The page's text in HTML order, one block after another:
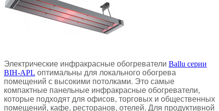
Электрические инфракрасные обогреватели Ballu серии
BIH-APL оптимальны для локального обогрева
помещений с высокими потолками. Это самые
компактные панельные инфракрасные обогреватели,
которые подходят для офисов, торговых и общественных
помещений, кафе, ресторанов, отелей. Для продуктивной